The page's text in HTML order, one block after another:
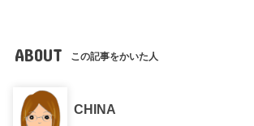
ABOUT この記事をかいた人
CHINA